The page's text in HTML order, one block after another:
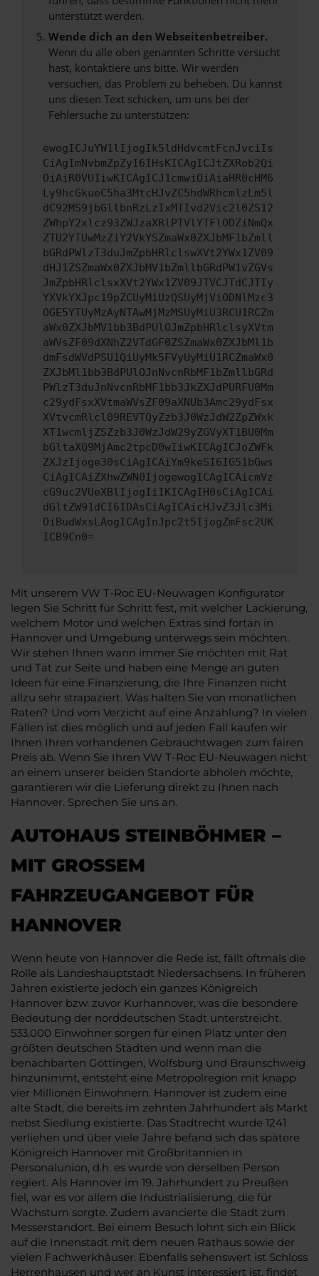
unterstützt werden.
Wende dich an den Webseitenbetreiber.
Wenn du alle oben genannten Schritte versucht
hast, kontaktiere uns bitte. Wir werden
versuchen, das Problem zu beheben. Du kannst
uns diesen Text schicken, um uns bei der
Fehlersuche zu unterstützen:
ewogICJuYW1lIjogIk5ldHdvcmtFcnJvciIs
CiAgImNvbmZpZyI6IHsKICAgICJtZXRob2Qi
OiAiR0VUIiwKICAgICJ1cmwiOiAiaHR0cHM6
Ly9hcGkueC5ha3MtcHJvZC5hdWRhcmlzLm5l
dC92MS9jbGllbnRzLzIxMTIvd2Vic2l0ZS12
ZWhpY2xlcz93ZWJzaXRlPTVlYTFlODZiNmQx
ZTU2YTUwMzZiY2VkYSZmaWx0ZXJbMF1bZmll
bGRdPWlzT3duJmZpbHRlclswXVt2YWx1ZV09
dHJ1ZSZmaWx0ZXJbMV1bZmllbGRdPW1vZGVs
JmZpbHRlclsxXVt2YWx1ZV09JTVCJTdCJTIy
YXVkYXJpc19pZCUyMiUzQSUyMjViODNlMzc3
OGE5YTUyMzAyNTAwMjMzMSUyMiU3RCU1RCZm
aWx0ZXJbMV1bb3BdPUlOJmZpbHRlclsyXVtm
aWVsZF09dXNhZ2VTdGF0ZSZmaWx0ZXJbMl1b
dmFsdWVdPSU1QiUyMk5FVyUyMiU1RCZmaWx0
ZXJbMl1bb3BdPUlOJnNvcnRbMF1bZmllbGRd
PWlzT3duJnNvcnRbMF1bb3JkZXJdPURFU0Mm
c29ydFsxXVtmaWVsZF09aXNUb3Amc29ydFsx
XVtvcmRlcl09REVTQyZzb3J0WzJdW2ZpZWxk
XT1wcmljZSZzb3J0WzJdW29yZGVyXT1BU0Mm
bGltaXQ9MjAmc2tpcD0wIiwKICAgICJoZWFk
ZXJzIjoge30sCiAgICAiYm9keSI6IG51bGws
CiAgICAiZXhwZWN0IjogewogICAgICAicmVz
cG9uc2VUeXBlIjogIiIKICAgIH0sCiAgICAi
dGltZW91dCI6IDAsCiAgICAicHJvZ3Jlc3Mi
OiBudWxsLAogICAgInJpc2t5IjogZmFsc2UK
ICB9Cn0=
Mit unserem VW T-Roc EU-Neuwagen Konfigurator
legen Sie Schritt für Schritt fest, mit welcher Lackierung,
welchem Motor und welchen Extras sind fortan in
Hannover und Umgebung unterwegs sein möchten.
Wir stehen Ihnen wann immer Sie möchten mit Rat
und Tat zur Seite und haben eine Menge an guten
Ideen für eine Finanzierung, die Ihre Finanzen nicht
allzu sehr strapaziert. Was halten Sie von monatlichen
Raten? Und vom Verzicht auf eine Anzahlung? In vielen
Fällen ist dies möglich und auf jeden Fall kaufen wir
Ihnen Ihren vorhandenen Gebrauchtwagen zum fairen
Preis ab. Wenn Sie Ihren VW T-Roc EU-Neuwagen nicht
an einem unserer beiden Standorte abholen möchte,
garantieren wir die Lieferung direkt zu Ihnen nach
Hannover. Sprechen Sie uns an.
AUTOHAUS STEINBÖHMER –
MIT GROSSEM F
AHRZEUGANGEBOT FÜR H
ANNOVER
Wenn heute von Hannover die Rede ist, fällt oftmals die
Rolle als Landeshauptstadt Niedersachsens. In früheren
Jahren existierte jedoch ein ganzes Königreich
Hannover bzw. zuvor Kurhannover, was die besondere
Bedeutung der norddeutschen Stadt unterstreicht.
533.000 Einwohner sorgen für einen Platz unter den
größten deutschen Städten und wenn man die
benachbarten Göttingen, Wolfsburg und Braunschweig
hinzunimmt, entsteht eine Metropolregion mit knapp
vier Millionen Einwohnern. Hannover ist zudem eine
alte Stadt, die bereits im zehnten Jahrhundert als Markt
nebst Siedlung existierte. Das Stadtrecht wurde 1241
verliehen und über viele Jahre befand sich das spätere
Königreich Hannover mit Großbritannien in
Personalunion, d.h. es wurde von derselben Person
regiert. Als Hannover im 19. Jahrhundert zu Preußen
fiel, war es vor allem die Industrialisierung, die für
Wachstum sorgte. Zudem avancierte die Stadt zum
Messerstandort. Bei einem Besuch lohnt sich ein Blick
auf die Innenstadt mit dem neuen Rathaus sowie der
vielen Fachwerkhäuser. Ebenfalls sehenswert ist Schloss
Herrenhausen und wer an Kunst interessiert ist, findet